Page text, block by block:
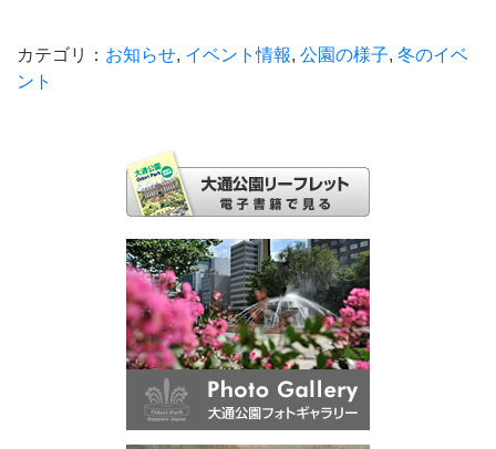
カテゴリ： お知らせ, イベント情報, 公園の様子, 冬のイベ
ント